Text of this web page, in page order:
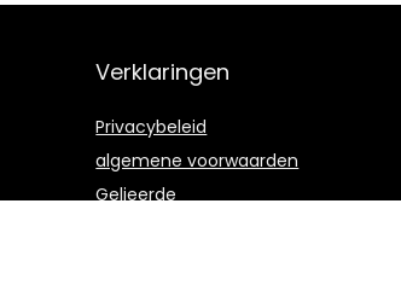
Verklaringen
Privacybeleid
algemene voorwaarden
Gelieerde